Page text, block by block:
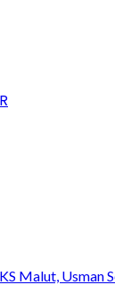
Malut, Usman